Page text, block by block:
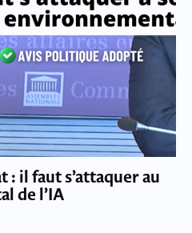
: il faut s’attaquer au
de l’IA